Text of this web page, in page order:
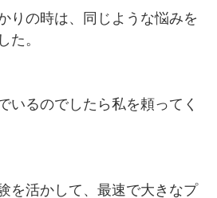
りの時は、同じような悩みを
た。
いるのでしたら私を頼ってく
を活かして、最速で大きなプ